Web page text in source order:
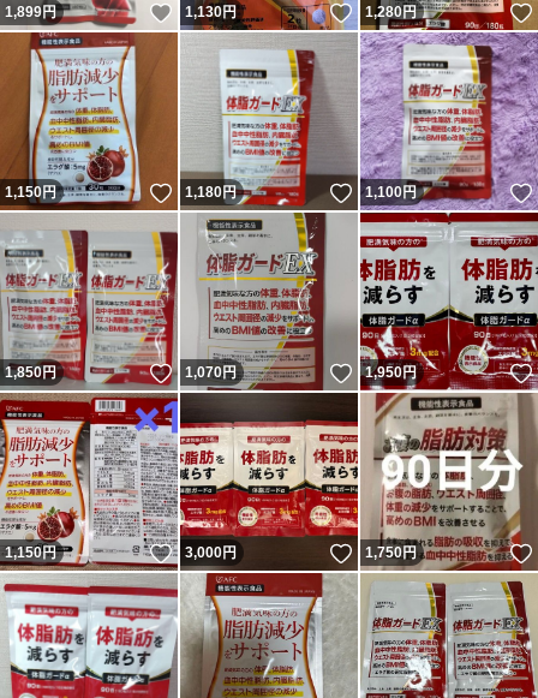
1,899円 いいね！
1,130円 いいね！
1,280円
1,150円 いいね！
1,180円 いいね！
1,100円
1,850円 いいね！
1,070円 いいね！
1,950円
1,150円 いいね！
3,000円 いいね！
1,750円